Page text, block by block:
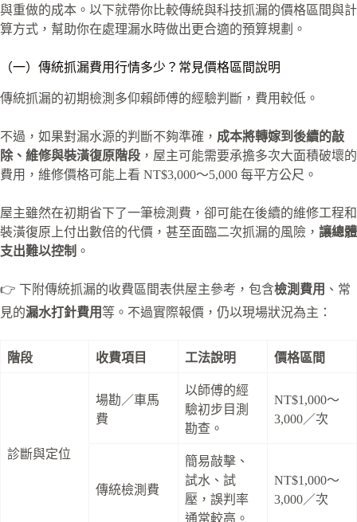
與重做的成本。以下就帶你比較傳統與科技抓漏的價格區間與計
算方式，幫助你在處理漏水時做出更合適的預算規劃。
（一）傳統抓漏費用行情多少？常見價格區間說明
傳統抓漏的初期檢測多仰賴師傅的經驗判斷，費用較低。
不過，如果對漏水源的判斷不夠準確， 成本將轉嫁到後續的敲
除、維修與裝潢復原階段 ，屋主可能需要承擔多次大面積破壞的
費用，維修價格可能上看 NT$3,000～5,000 每平方公尺。
屋主雖然在初期省下了一筆檢測費，卻可能在後續的維修工程和
裝潢復原上付出數倍的代價，甚至面臨二次抓漏的風險， 讓總體
支出難以控制 。
👉 下附傳統抓漏的收費區間表供屋主參考，包含檢測費用 、常
見的漏水打針費用 等。不過實際報價，仍以現場狀況為主：
階段 收費項目 工法說明 價格區間
診斷與定位
場勘／車馬
費
以師傅的經
驗初步目測
勘查。
NT$1,000～
3,000／次
傳統檢測費
簡易敲擊、
試水、試
壓，誤判率
通常較高。
NT$1,000～
3,000／次